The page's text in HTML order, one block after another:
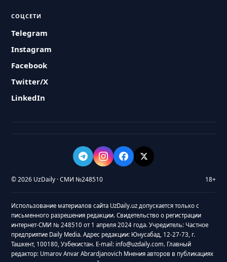
СОЦСЕТИ
Telegram
Instagram
Facebook
Twitter/X
LinkedIn
© 2026 UzDaily · СМИ №248510 18+
Использование материалов сайта UzDaily.uz допускается только с
письменного разрешения редакции. Свидетельство о регистрации
интернет-СМИ № 248510 от 1 апреля 2024 года. Учредитель: Частное
предприятие Daily Media. Адрес редакции: Юнусабад, 12-27-73, г.
Ташкент, 100180, Узбекистан. E-mail: info@uzdaily.com. Главный
редактор: Umarov Anvar Abrardjanovich Мнения авторов в публикациях